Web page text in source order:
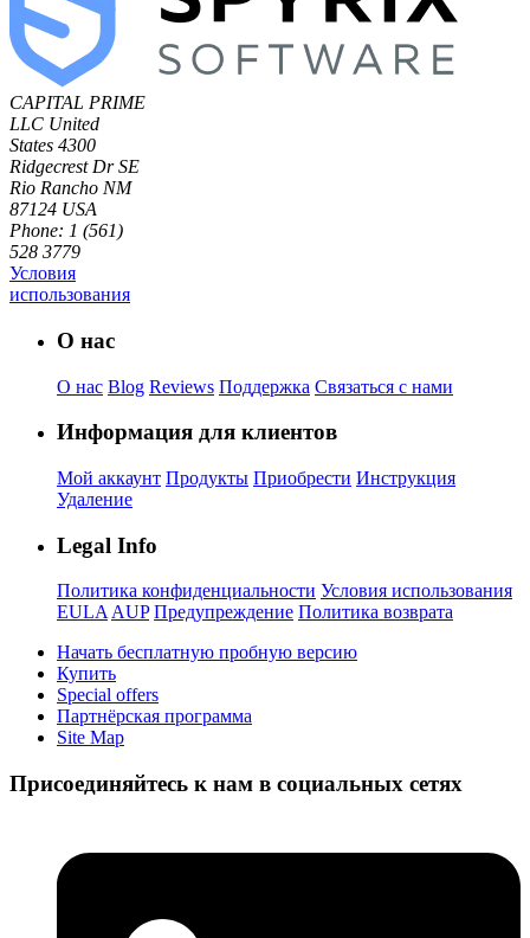
CAPITAL PRIME
LLC United
States 4300
Ridgecrest Dr SE
Rio Rancho NM
87124 USA
Phone: 1 (561)
528 3779
Условия
использования
О нас
О нас Blog Reviews Поддержка Связаться с нами
Информация для клиентов
Мой аккаунт Продукты Приобрести Инструкция
Удаление
Legal Info
Политика конфиденциальности Условия использования
EULAAUP Предупреждение Политика возврата
Начать бесплатную пробную версию
Купить
Special offers
Партнёрская программа
Site Map
Присоединяйтесь к нам в социальных сетях